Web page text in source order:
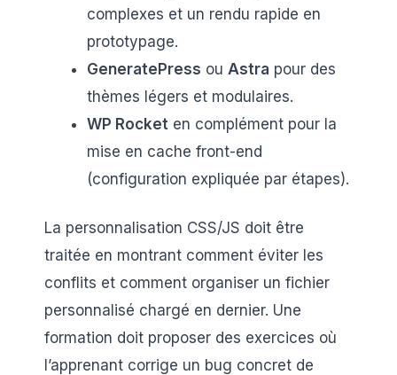
complexes et un rendu rapide en
prototypage.
GeneratePress ou Astra pour des
thèmes légers et modulaires.
WP Rocket en complément pour la
mise en cache front-end
(configuration expliquée par étapes).
La personnalisation CSS/JS doit être
traitée en montrant comment éviter les
conflits et comment organiser un fichier
personnalisé chargé en dernier. Une
formation doit proposer des exercices où
l’apprenant corrige un bug concret de